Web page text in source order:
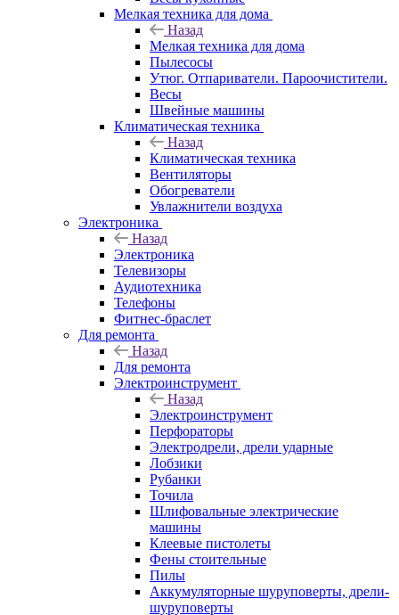
Мелкая техника для дома
Назад
Мелкая техника для дома
Пылесосы
Утюг. Отпариватели. Пароочистители.
Весы
Швейные машины
Климатическая техника
Назад
Климатическая техника
Вентиляторы
Обогреватели
Увлажнители воздуха
Электроника
Назад
Электроника
Телевизоры
Аудиотехника
Телефоны
Фитнес-браслет
Для ремонта
Назад
Для ремонта
Электроинструмент
Назад
Электроинструмент
Перфораторы
Электродрели, дрели ударные
Лобзики
Рубанки
Точила
Шлифовальные электрические
машины
Клеевые пистолеты
Фены стоительные
Пилы
Аккумуляторные шуруповерты, дрели-
шуруповерты